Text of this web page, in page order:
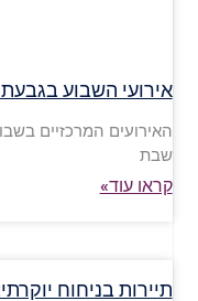
אירועי השבוע בגבעתיים 3/8-10/
האירועים המרכזיים
שבת
קראו עוד»
תיירות בניחוח